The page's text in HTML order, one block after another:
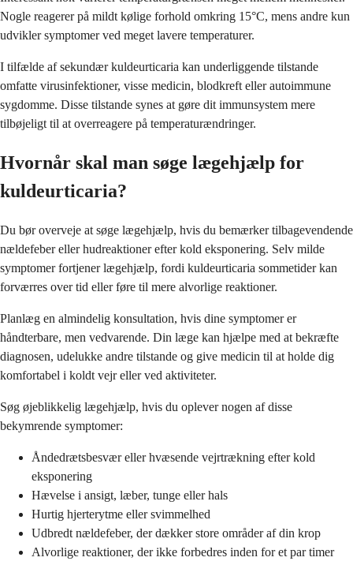
Nogle reagerer på mildt kølige forhold omkring 15°C, mens andre kun
udvikler symptomer ved meget lavere temperaturer.
I tilfælde af sekundær kuldeurticaria kan underliggende tilstande
omfatte virusinfektioner, visse medicin, blodkreft eller autoimmune
sygdomme. Disse tilstande synes at gøre dit immunsystem mere
tilbøjeligt til at overreagere på temperaturændringer.
Hvornår skal man søge lægehjælp for
kuldeurticaria?
Du bør overveje at søge lægehjælp, hvis du bemærker tilbagevendende
nældefeber eller hudreaktioner efter kold eksponering. Selv milde
symptomer fortjener lægehjælp, fordi kuldeurticaria sommetider kan
forværres over tid eller føre til mere alvorlige reaktioner.
Planlæg en almindelig konsultation, hvis dine symptomer er
håndterbare, men vedvarende. Din læge kan hjælpe med at bekræfte
diagnosen, udelukke andre tilstande og give medicin til at holde dig
komfortabel i koldt vejr eller ved aktiviteter.
Søg øjeblikkelig lægehjælp, hvis du oplever nogen af disse
bekymrende symptomer:
Åndedrætsbesvær eller hvæsende vejrtrækning efter kold
eksponering
Hævelse i ansigt, læber, tunge eller hals
Hurtig hjerterytme eller svimmelhed
Udbredt nældefeber, der dækker store områder af din krop
Alvorlige reaktioner, der ikke forbedres inden for et par timer